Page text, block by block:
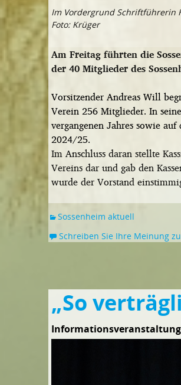
Im Vordergrund Schriftführerin
Foto: Krüger
Am Freitag führten die
der 40 Mitglieder des
Vorsitzender Andreas Will
Verein 256 Mitglieder. In
vergangenen Jahres sowie
2024/25.
Im Anschluss daran stellte
Vereins dar und gab den
wurde der Vorstand
Sossenheim aktuell
Schreiben Sie Ihre Meinung
„So
Informationsveranstaltung